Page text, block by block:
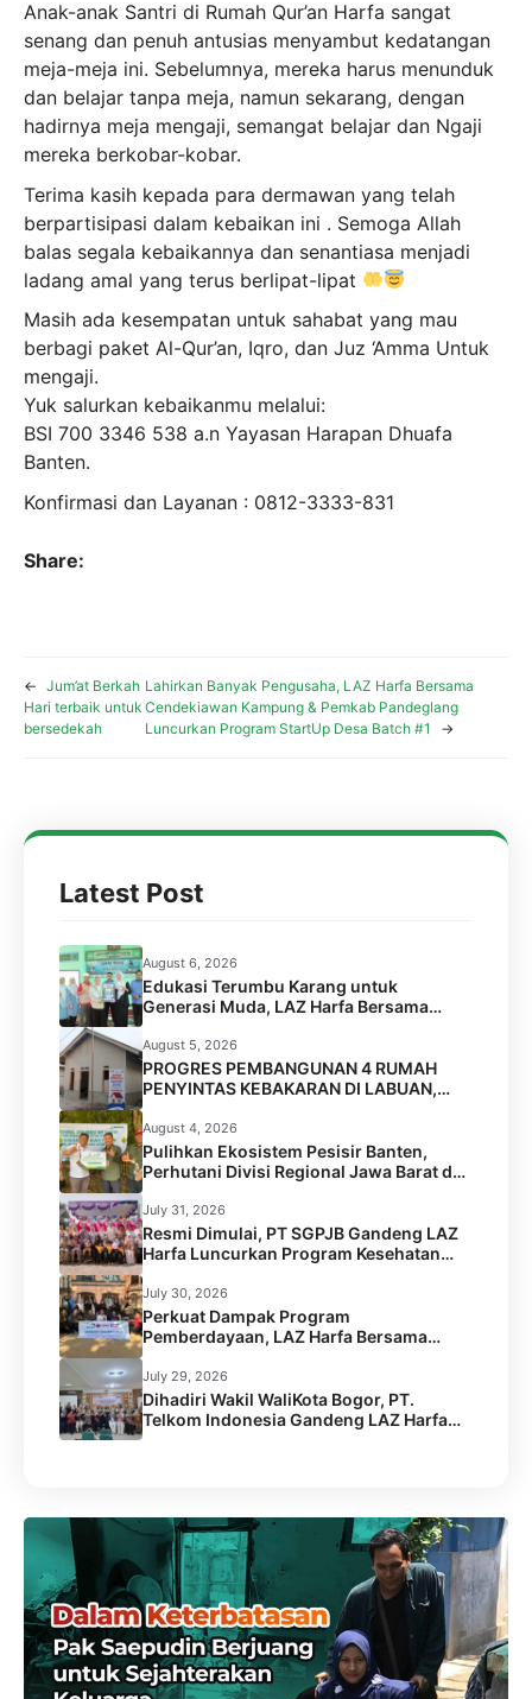
Anak-anak Santri di Rumah Qur’an Harfa sangat
senang dan penuh antusias menyambut kedatangan
meja-meja ini. Sebelumnya, mereka harus menunduk
dan belajar tanpa meja, namun sekarang, dengan
hadirnya meja mengaji, semangat belajar dan Ngaji
mereka berkobar-kobar.
Terima kasih kepada para dermawan yang telah
berpartisipasi dalam kebaikan ini . Semoga Allah
balas segala kebaikannya dan senantiasa menjadi
ladang amal yang terus berlipat-lipat
Masih ada kesempatan untuk sahabat yang mau
berbagi paket Al-Qur’an, Iqro, dan Juz ‘Amma Untuk
mengaji.
Yuk salurkan kebaikanmu melalui:
BSI 700 3346 538 a.n Yayasan Harapan Dhuafa
Banten.
Konfirmasi dan Layanan : 0812-3333-831
Share:
← Jum’at Berkah
Hari terbaik untuk
bersedekah
Lahirkan Banyak Pengusaha, LAZ Harfa Bersama
Cendekiawan Kampung & Pemkab Pandeglang
Luncurkan Program StartUp Desa Batch #1
→
Latest Post
August 6, 2026
Edukasi Terumbu Karang untuk
Generasi Muda, LAZ Harfa Bersama
FPTK Banten & Squad Pulau Merak Besar
Gelar Coral Reef Goes to School di SMPN
6 Kota Cilegon
August 5, 2026
PROGRES PEMBANGUNAN 4 RUMAH
PENYINTAS KEBAKARAN DI LABUAN,
PANDEGLANG
August 4, 2026
Pulihkan Ekosistem Pesisir Banten,
Perhutani Divisi Regional Jawa Barat dan
Banten Salurkan Bantuan 1.000 Bibit
Pohon Mangrove melalui LAZ Harfa
July 31, 2026
Resmi Dimulai, PT SGPJB Gandeng LAZ
Harfa Luncurkan Program Kesehatan
SEGA KEBUL di 2 Desa Kabupaten
Serang
July 30, 2026
Perkuat Dampak Program
Pemberdayaan, LAZ Harfa Bersama
Caritas Australia dan Australian Aid
Gelar Capacity Building Staf
July 29, 2026
Dihadiri Wakil WaliKota Bogor, PT.
Telkom Indonesia Gandeng LAZ Harfa
Gelar Kick Off Meeting Program